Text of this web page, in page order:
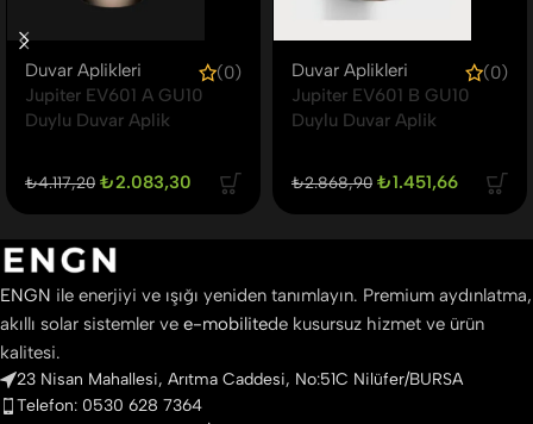
Duvar Aplikleri
(0)
Jupiter EV601 A GU10
Duylu Duvar Aplik
₺4.117,20 ₺2.083,30
Duvar Aplikleri
(0)
Jupiter EV601 B GU10
Duylu Duvar Aplik
₺2.868,90 ₺1.451,66
ENGN ile enerjiyi ve ışığı yeniden tanımlayın. Premium aydınlatma,
akıllı solar sistemler ve e-mobilitede kusursuz hizmet ve ürün
kalitesi.
23 Nisan Mahallesi, Arıtma Caddesi, No:51C Nilüfer/BURSA
Telefon: 0530 628 7364